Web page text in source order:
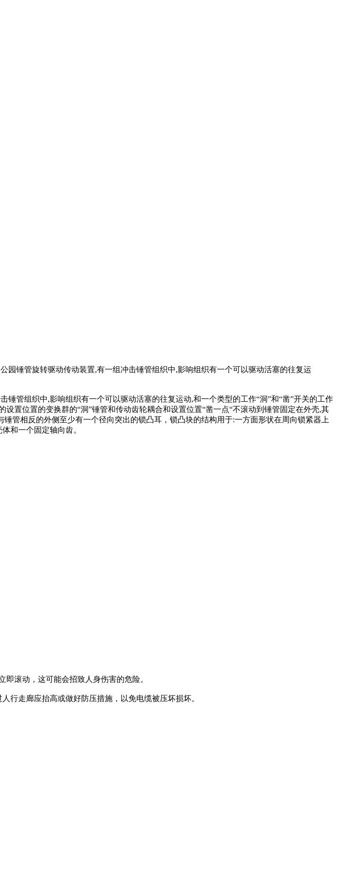
锤管旋转驱动传动装置,有一组冲击锤管组织中,影响组织有一个可以驱动活塞的往复运
管组织中,影响组织有一个可以驱动活塞的往复运动,和一个类型的工作“洞”和“凿”开关的工作
置位置的变换群的“洞”锤管和传动齿轮耦合和设置位置“凿一点“不滚动到锤管固定在外壳,其
管相反的外侧至少有一个径向突出的锁凸耳，锁凸块的结构用于:一方面形状在周向锁紧器上
和一个固定轴向齿。
滚动，这可能会招致人身伤害的危险。
行走廊应抬高或做好防压措施，以免电缆被压坏损坏。